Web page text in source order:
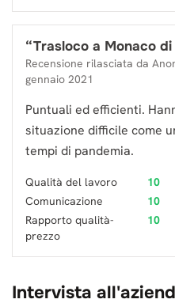
“Trasloco a Monaco
Recensione rilasciata da
gennaio 2021
Puntuali ed efficienti.
situazione difficile come
tempi di pandemia.
Qualità del lavoro
10
Comunicazione
10
Rapporto qualità-
prezzo
10
Intervista